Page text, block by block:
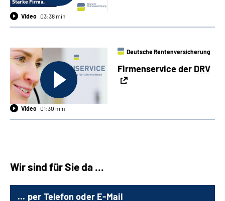
Video 03:38 min
Deutsche Rentenversicherung
Firmenservice der DRV
Video 01:30 min
Wir sind für Sie da ...
... per Telefon oder E-Mail